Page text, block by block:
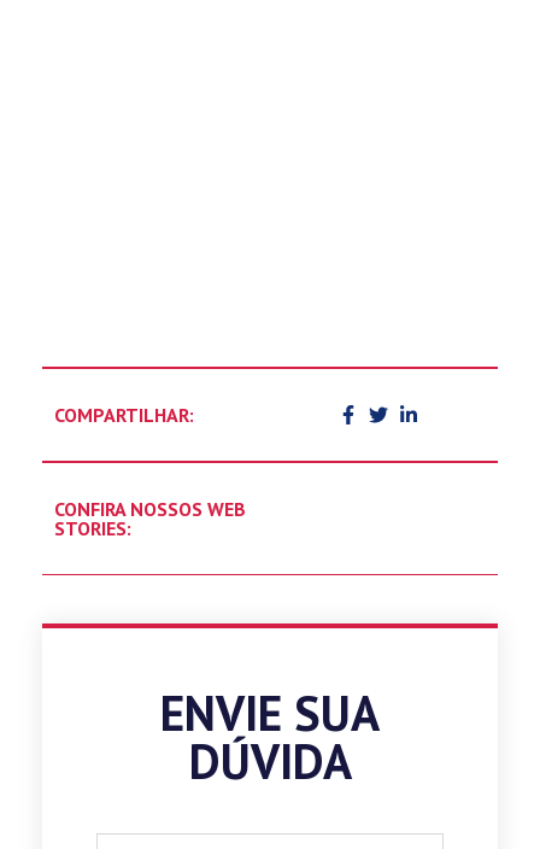
COMPARTILHAR:
CONFIRA NOSSOS WEB
STORIES:
ENVIE SUA
DÚVIDA